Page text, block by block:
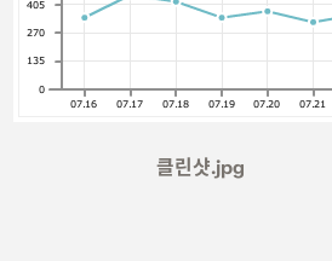
클린샷.jpg